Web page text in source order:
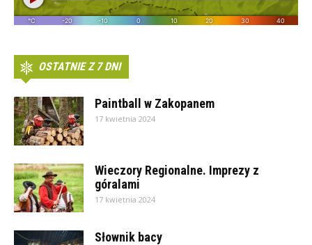
OSTATNIE Z 7 DNI
Paintball w Zakopanem
17 kwietnia 2024
Wieczory Regionalne. Imprezy z
góralami
17 kwietnia 2024
Słownik bacy